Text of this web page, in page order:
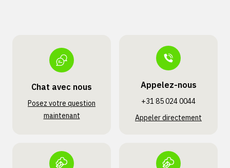
Chat avec nous
Posez votre question
maintenant
Appelez-nous
+31 85 024 0044
Appeler directement